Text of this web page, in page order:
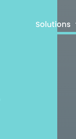
Solutions